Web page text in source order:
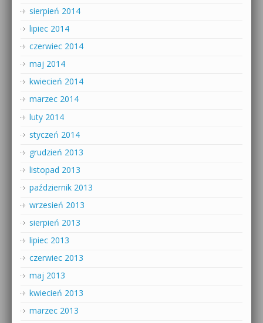
sierpień 2014
lipiec 2014
czerwiec 2014
maj 2014
kwiecień 2014
marzec 2014
luty 2014
styczeń 2014
grudzień 2013
listopad 2013
październik 2013
wrzesień 2013
sierpień 2013
lipiec 2013
czerwiec 2013
maj 2013
kwiecień 2013
marzec 2013